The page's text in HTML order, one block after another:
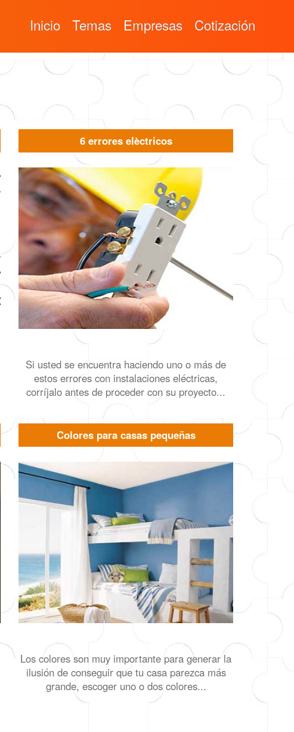
Inicio Temas Empresas Cotización
6 errores elèctricos
Si usted se encuentra haciendo uno o más de
estos errores con instalaciones eléctricas,
corríjalo antes de proceder con su proyecto...
Colores para casas pequeñas
Los colores son muy importante para generar la
ilusión de conseguir que tu casa parezca más
grande, escoger uno o dos colores...